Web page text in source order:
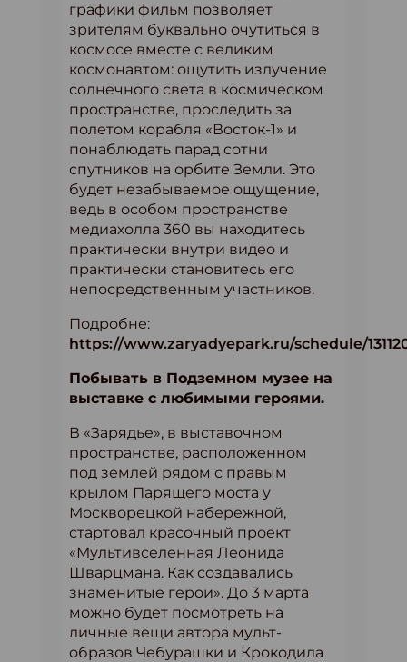
графики фильм позволяет
зрителям буквально очутиться в
космосе вместе с великим
космонавтом: ощутить излучение
солнечного света в космическом
пространстве, проследить за
полетом корабля «Восток-1» и
понаблюдать парад сотни
спутников на орбите Земли. Это
будет незабываемое ощущение,
ведь в особом пространстве
медиахолла 360 вы находитесь
практически внутри видео и
практически становитесь его
непосредственным участников.
Подробне:
https://www.zaryadyepark.ru/schedule/
Побывать в Подземном музее на
выставке с любимыми героями.
В «Зарядье», в выставочном
пространстве, расположенном
под землей рядом с правым
крылом Парящего моста у
Москворецкой набережной,
стартовал красочный проект
«Мультивселенная Леонида
Шварцмана. Как создавались
знаменитые герои». До 3 марта
можно будет посмотреть на
личные вещи автора мульт-
образов Чебурашки и Крокодила